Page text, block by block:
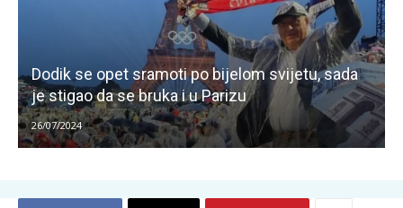
Dodik se opet sramoti po bijelom svijetu, sada
je stigao da se bruka i u Parizu
26/07/2024